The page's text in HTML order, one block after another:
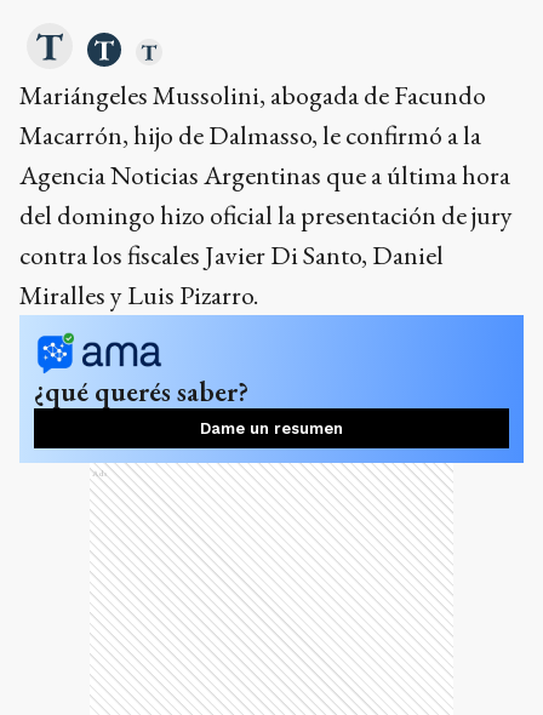
Mariángeles Mussolini, abogada de Facundo
Macarrón, hijo de Dalmasso, le confirmó a la
Agencia Noticias Argentinas que a última hora
del domingo hizo oficial la presentación de jury
contra los fiscales Javier Di Santo, Daniel
Miralles y Luis Pizarro.
¿qué querés saber?
Dame un resumen
Ads